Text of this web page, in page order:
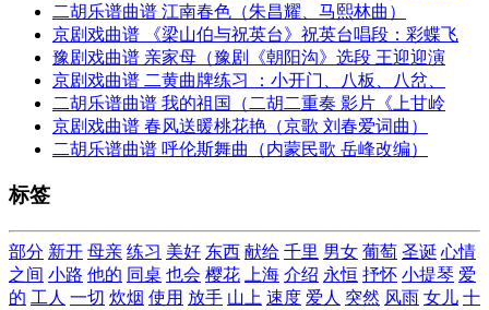
二胡乐谱曲谱 江南春色（朱昌耀、马熙林曲）
京剧戏曲谱 《梁山伯与祝英台》祝英台唱段：彩蝶飞
豫剧戏曲谱 亲家母（豫剧《朝阳沟》选段 王迎迎演
京剧戏曲谱 二黄曲牌练习 ：小开门、八板、八岔、
二胡乐谱曲谱 我的祖国（二胡二重奏 影片《上甘岭
京剧戏曲谱 春风送暖桃花艳（京歌 刘春爱词曲）
二胡乐谱曲谱 呼伦斯舞曲（内蒙民歌 岳峰改编）
标签
部分 新开 母亲 练习 美好 东西 献给 千里 男女 葡萄 圣诞 心情
之间 小路 他的 同桌 也会 樱花 上海 介绍 永恒 抒怀 小提琴 爱
的 工人 一切 炊烟 使用 放手 山上 速度 爱人 突然 风雨 女儿 十